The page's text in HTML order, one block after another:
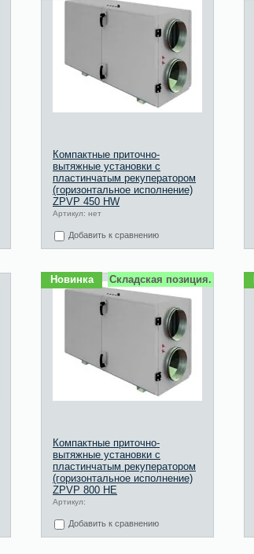
Компактные приточно-
вытяжные установки с
пластинчатым рекуператором
(горизонтальное исполнение)
ZPVP 450 HW
Артикул: нет
Добавить к сравнению
Новинка Складская позиция.
Компактные приточно-
вытяжные установки с
пластинчатым рекуператором
(горизонтальное исполнение)
ZPVP 800 HE
Артикул:
Добавить к сравнению